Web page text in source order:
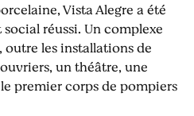
Vista Alegre a été
réussi. Un complexe
les installations de
un théâtre, une
premier corps de pompiers